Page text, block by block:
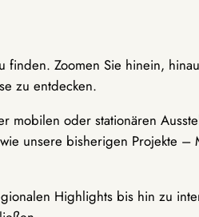
Zoomen Sie hinein,
zu entdecken.
mobilen oder stationären
unsere bisherigen Projekte
Highlights bis hin zu